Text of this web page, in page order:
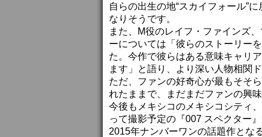
自らの出生の地“スカイフォール”
なりそうです。
また、M役のレイフ・ファインズ
ーについては「彼らのストーリー
た。今作で彼らはある意味キャリ
ます」と語り、より深い人物相関
ただ、ファンの好奇心が最もそそ
れたままで、まだまだファンの興味
今後もメキシコのメキシコシティ
って撮影予定の『007 スペクター
2015年ナンバーワンの話題作とな